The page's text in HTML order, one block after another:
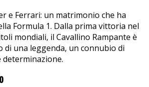
e Ferrari: un matrimonio che ha
Formula 1. Dalla prima vittoria nel
mondiali, il Cavallino Rampante è
di una leggenda, un connubio di